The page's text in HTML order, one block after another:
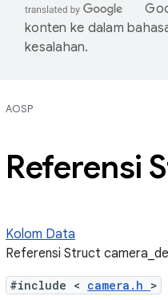
konten ke dalam
kesalahan.
AOSP
Referensi
Kolom Data
Referensi Struct
#include < camera.h >